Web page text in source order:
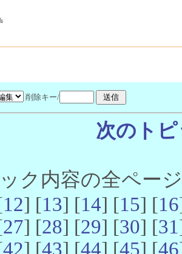
削除キー/
次のト
ク内容の全ペー
12] [13] [14] [15] [16
27] [28] [29] [30] [31
42] [43] [44] [45] [46